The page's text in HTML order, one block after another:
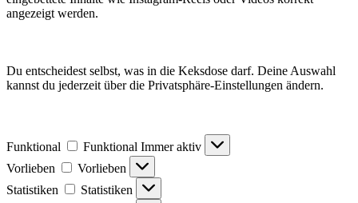
angezeigt werden.
Du entscheidest selbst, was in die Keksdose darf. Deine Auswahl
kannst du jederzeit über die Privatsphäre-Einstellungen ändern.
Funktional Funktional Immer aktiv
Vorlieben
Vorlieben
Statistiken
Statistiken